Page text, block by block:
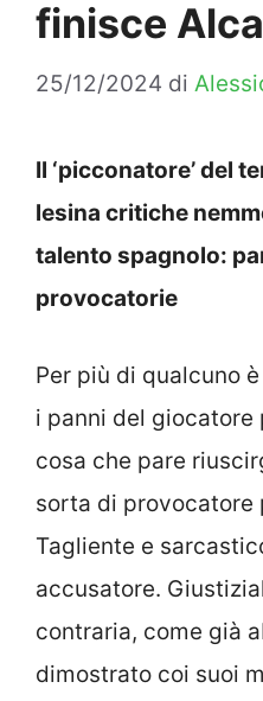
finisce
25/12/2024 di
Il ‘picconatore’ del
lesina critiche
talento spagnolo:
provocatorie
Per più di qualcuno
i panni del giocatore
cosa che pare
sorta di provocatore
Tagliente e
accusatore.
contraria, come già
dimostrato coi suoi